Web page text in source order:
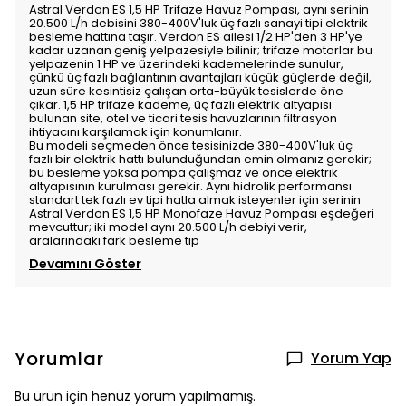
Astral Verdon ES 1,5 HP Trifaze Havuz Pompası, aynı serinin
20.500 L/h debisini 380-400V'luk üç fazlı sanayi tipi elektrik
besleme hattına taşır. Verdon ES ailesi 1/2 HP'den 3 HP'ye
kadar uzanan geniş yelpazesiyle bilinir; trifaze motorlar bu
yelpazenin 1 HP ve üzerindeki kademelerinde sunulur,
çünkü üç fazlı bağlantının avantajları küçük güçlerde değil,
uzun süre kesintisiz çalışan orta-büyük tesislerde öne
çıkar. 1,5 HP trifaze kademe, üç fazlı elektrik altyapısı
bulunan site, otel ve ticari tesis havuzlarının filtrasyon
ihtiyacını karşılamak için konumlanır.
Bu modeli seçmeden önce tesisinizde 380-400V'luk üç
fazlı bir elektrik hattı bulunduğundan emin olmanız gerekir;
bu besleme yoksa pompa çalışmaz ve önce elektrik
altyapısının kurulması gerekir. Aynı hidrolik performansı
standart tek fazlı ev tipi hatla almak isteyenler için serinin
Astral Verdon ES 1,5 HP Monofaze Havuz Pompası eşdeğeri
mevcuttur; iki model aynı 20.500 L/h debiyi verir,
aralarındaki fark besleme tip
Devamını Göster
Yorumlar Yorum Yap
Bu ürün için henüz yorum yapılmamış.